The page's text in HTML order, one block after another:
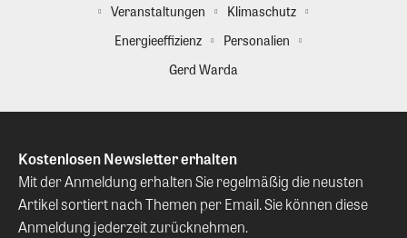
Veranstaltungen
Klimaschutz
Energieeffizienz
Personalien
Gerd Warda
Kostenlosen Newsletter erhalten
Mit der Anmeldung erhalten Sie regelmäßig die neusten
Artikel sortiert nach Themen per Email. Sie können diese
Anmeldung jederzeit zurücknehmen.